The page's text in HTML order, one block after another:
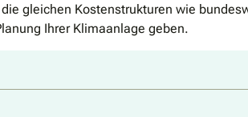
gleichen Kostenstrukturen wie
Ihrer Klimaanlage geben.